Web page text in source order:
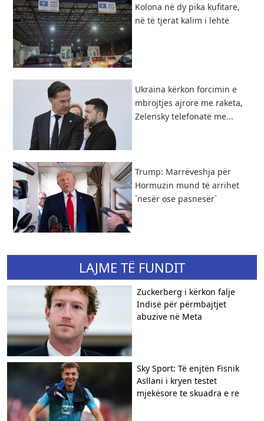
Kolona në dy pika kufitare,
në të tjerat kalim i lehtë
Ukraina kërkon forcimin e
mbrojtjes ajrore me raketa,
Zelensky telefonatë me...
Trump: Marrëveshja për
Hormuzin mund të arrihet
`nesër ose pasnesër`
LAJME TË FUNDIT
Zuckerberg i kërkon falje
Indisë për përmbajtjet
abuzive në Meta
Sky Sport: Të enjtën Fisnik
Asllani i kryen testet
mjekësore te skuadra e re